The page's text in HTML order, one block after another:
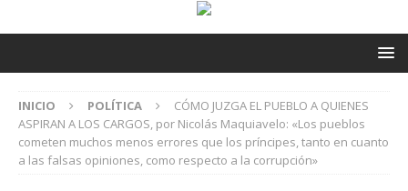
INICIO POLÍTICA
CÓMO JUZGA EL PUEBLO A QUIENES
ASPIRAN A LOS CARGOS, por Nicolás Maquiavelo: «Los pueblos
cometen muchos menos errores que los príncipes, tanto en cuanto
a las falsas opiniones, como respecto a la corrupción»